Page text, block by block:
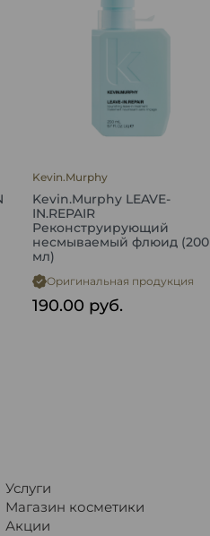
Kevin.Murphy
Kevin.Murphy LEAVE-
IN.REPAIR
Реконструирующий
несмываемый флюид (200
мл)
Оригинальная продукция
190.00 руб.
Услуги
Магазин косметики
Акции